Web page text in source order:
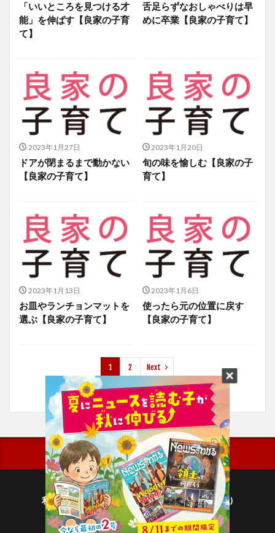
「いいところを見つける才
能」を伸ばす【良家の子育
て】
舌足らずなおしゃべりは早
めに卒業【良家の子育て】
2023年1月27日
ドアが閉まるまで動かない
【良家の子育て】
2023年1月20日
旬の味を愉しむ【良家の子
育て】
2023年1月13日
お皿やランチョンマットを
選ぶ【良家の子育て】
2023年1月6日
使ったら元の位置に戻す
【良家の子育て】
1 2 Next
利用規約
プライバシーポリシー(毎日新聞出版)
個人情報について(毎日新聞社)